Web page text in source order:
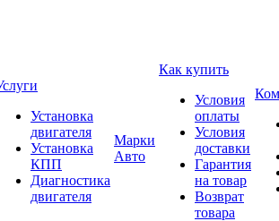
Установка
двигателя
Установка
КПП
Диагностика
двигателя
Марки
Авто
Как купить
Условия
оплаты
Условия
доставки
Гарантия
на товар
Возврат
товара